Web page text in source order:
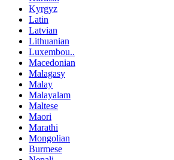
Kyrgyz
Latin
Latvian
Lithuanian
Luxembou..
Macedonian
Malagasy
Malay
Malayalam
Maltese
Maori
Marathi
Mongolian
Burmese